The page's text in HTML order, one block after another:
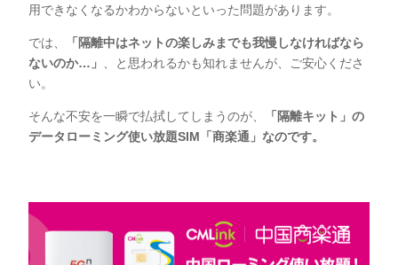
用できなくなるかわからないといった問題があります。
では、 「 隔離中はネットの楽しみまでも我慢しなければなら
ないのか…」
、と思われるかも知れませんが、ご安心くださ
い。
そんな不安を一瞬で払拭してしまうのが、
「隔離キット」の
データローミング使い放題SIM「商楽通」なのです。